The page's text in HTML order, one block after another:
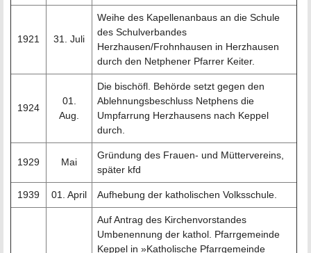
1921 31. Juli
Weihe des Kapellenanbaus an die Schule
des Schulverbandes
Herzhausen/Frohnhausen in Herzhausen
durch den Netphener Pfarrer Keiter.
1924
01.
Aug.
Die bischöfl. Behörde setzt gegen den
Ablehnungsbeschluss Netphens die
Umpfarrung Herzhausens nach Keppel
durch.
1929 Mai
Gründung des Frauen- und Müttervereins,
später kfd
1939 01. April Aufhebung der katholischen Volksschule.
Auf Antrag des Kirchenvorstandes
Umbenennung der kathol. Pfarrgemeinde
Keppel in »Katholische Pfarrgemeinde